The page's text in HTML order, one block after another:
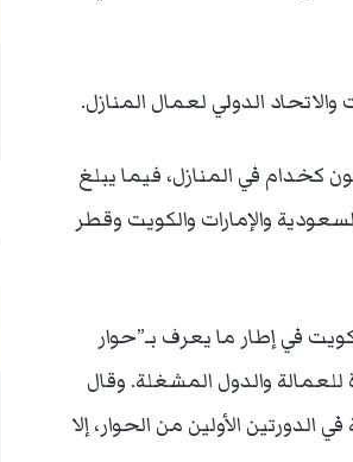
الدولي لعمال المنازل.
دول الخليج الست، بينهم 4,2 مليون يعملون كخدام في المنازل، فيما يبلغ
السعودية والإمارات والكويت وقطر
في إطار ما يعرف بـ”حوار
والدول المشغلة. وقال
الأولين من الحوار، إلا